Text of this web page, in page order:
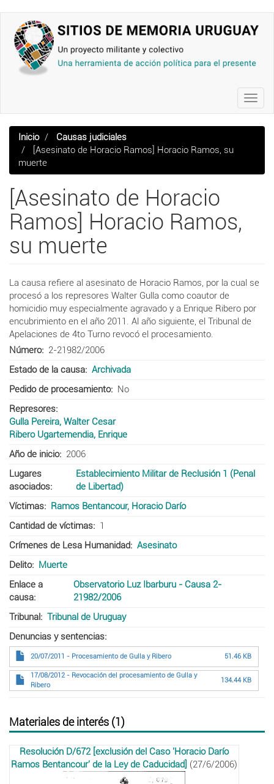
contenido
principal
Inicio
Causas judiciales
[Asesinato de Horacio Ramos] Horacio Ramos, su
muerte
[Asesinato de Horacio
Ramos] Horacio Ramos,
su muerte
La causa refiere al asesinato de Horacio Ramos, por la cual se
procesó a los represores Walter Gulla como coautor de
homicidio muy especialmente agravado y a Enrique Ribero por
encubrimiento en el año 2011. Al año siguiente, el Tribunal de
Apelaciones de 4to Turno revocó el procesamiento.
Número
2-21982/2006
Estado de la causa
Archivada
Pedido de procesamiento
No
Represores
Gulla Pereira, Walter Cesar
Ribero Ugartemendia, Enrique
Año de inicio
2006
Lugares
asociados
Establecimiento Militar de Reclusión 1 (Penal
de Libertad)
Víctimas
Ramos Bentancour, Horacio Darío
Cantidad de víctimas
1
Crímenes de Lesa Humanidad
Asesinato
Delito
Muerte
Enlace a
causa
Observatorio Luz Ibarburu - Causa 2-
21982/2006
Tribunal
Tribunal de Uruguay
Denuncias y sentencias
20/07/2011 - Procesamiento de Gulla y Ribero 51.46 KB
17/08/2012 - Revocación del procesamiento de Gulla y
Ribero
134.44 KB
Materiales de interés (1)
Resolución D/672 [exclusión del Caso 'Horacio Darío
Ramos Bentancour' de la Ley de Caducidad] (27/6/2006)